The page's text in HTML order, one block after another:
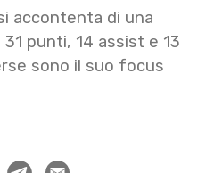
accontenta di una
punti, 14 assist e 13
sono il suo focus